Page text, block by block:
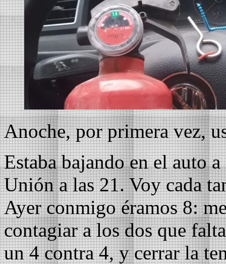
Anoche, por primera vez,
Estaba bajando en el auto
Unión a las 21. Voy cada
Ayer conmigo éramos 8:
contagiar a los dos que
un 4 contra 4, y cerrar la